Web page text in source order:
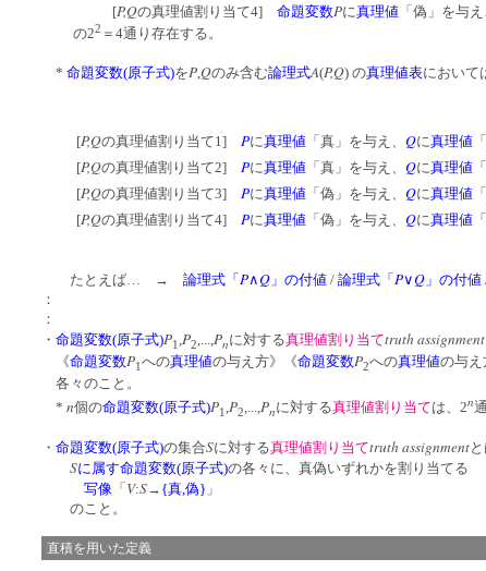
[P,Qの真理値割り当て4] 命題変数Pに真理値 「偽」を与え
の22 ＝4通り存在する。
* 命題変数(原子式)をPQのみ含む論理式A(P,Q) の真理値表において
[P,Qの真理値割り当て1] Pに真理値 「真」を与え、 Qに真理値
[P,Qの真理値割り当て2] Pに真理値 「真」を与え、 Qに真理値
[P,Qの真理値割り当て3] Pに真理値 「偽」を与え、 Qに真理値
[P,Qの真理値割り当て4] Pに真理値 「偽」を与え、 Qに真理値
たとえば… → 論理式「P∧Q 」の付値 / 論理式「P∨Q 」の付値
：
：
・ 命題変数(原子式)P1 P2 Pnに対する真理値割り当てtruth assignment
《命題変数P1への真理値の与え方》《命題変数P2への真理値の与
各々のこと。
* n個の命題変数(原子式)P1,P2,...,Pnに対する真理値割り当ては、2n
・ 命題変数(原子式)の集合Sに対する真理値割り当てtruth assignmentと
Sに属す命題変数(原子式)の各々に、真偽いずれかを割り当てる
写像 「 V:S→ {真,偽} 」
のこと。
直積を用いた定義